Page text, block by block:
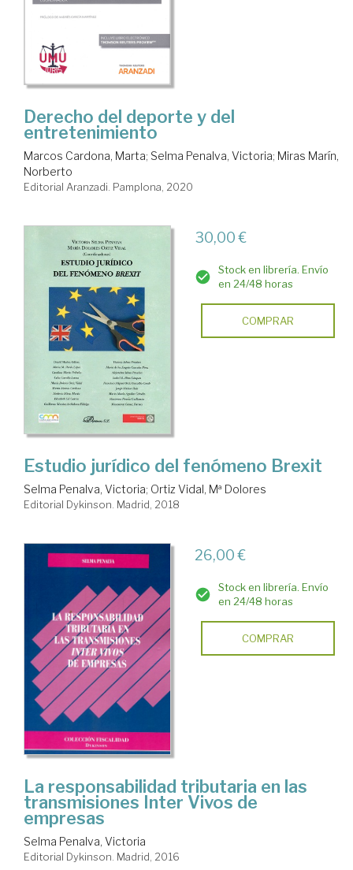
Derecho del deporte y del
entretenimiento
Marcos Cardona, Marta; Selma Penalva, Victoria; Miras Marín,
Norberto
Editorial Aranzadi. Pamplona, 2020
30,00 €
Stock en librería. Envío
en 24/48 horas
COMPRAR
Estudio jurídico del fenómeno Brexit
Selma Penalva, Victoria; Ortiz Vidal, Mª Dolores
Editorial Dykinson. Madrid, 2018
26,00 €
Stock en librería. Envío
en 24/48 horas
COMPRAR
La responsabilidad tributaria en las
transmisiones Inter Vivos de
empresas
Selma Penalva, Victoria
Editorial Dykinson. Madrid, 2016